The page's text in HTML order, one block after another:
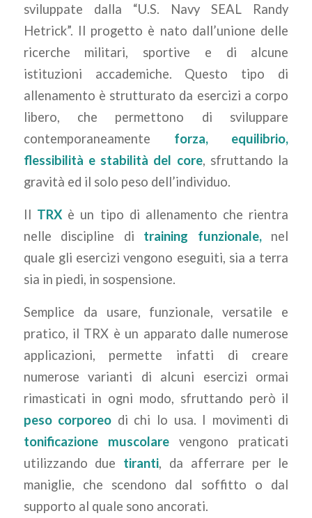
sviluppate dalla “U.S. Navy SEAL Randy
Hetrick”. Il progetto è nato dall’unione delle
ricerche militari, sportive e di alcune
istituzioni accademiche. Questo tipo di
allenamento è strutturato da esercizi a corpo
libero, che permettono di sviluppare
contemporaneamente forza, equilibrio,
flessibilità e stabilità del core, sfruttando la
gravità ed il solo peso dell’individuo.
Il TRX è un tipo di allenamento che rientra
nelle discipline di training funzionale, nel
quale gli esercizi vengono eseguiti, sia a terra
sia in piedi, in sospensione.
Semplice da usare, funzionale, versatile e
pratico, il TRX è un apparato dalle numerose
applicazioni, permette infatti di creare
numerose varianti di alcuni esercizi ormai
rimasticati in ogni modo, sfruttando però il
peso corporeo di chi lo usa. I movimenti di
tonificazione muscolarevengono praticati
utilizzando due tiranti, da afferrare per le
maniglie, che scendono dal soffitto o dal
supporto al quale sono ancorati.